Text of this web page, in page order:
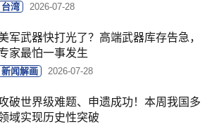
台湾 2026-07-28
军武器快打光了？高端武器库存告急，
家最怕一事发生
新闻解画 2026-07-28
破世界级难题、申遗成功！本周我国多
域实现历史性突破